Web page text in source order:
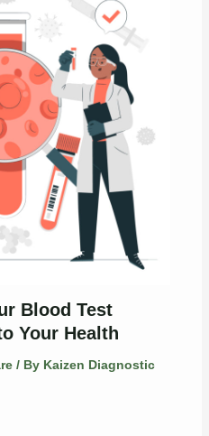
Blood Test
Your Health
/ By Kaizen Diagnostic